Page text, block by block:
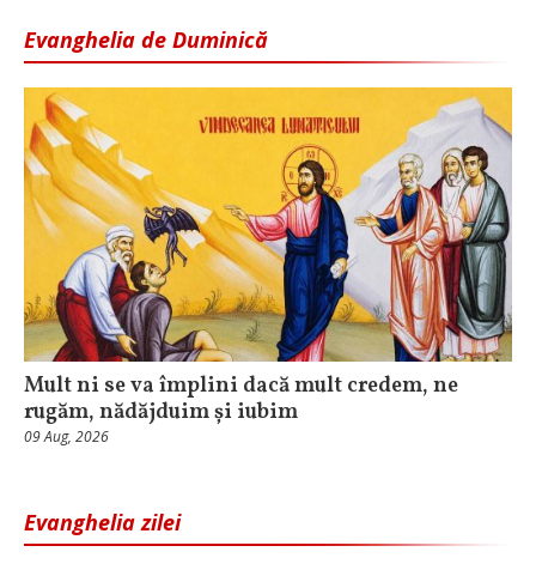
Evanghelia de Duminică
Mult ni se va împlini dacă mult credem, ne
rugăm, nădăjduim și iubim
09 Aug, 2026
Evanghelia zilei